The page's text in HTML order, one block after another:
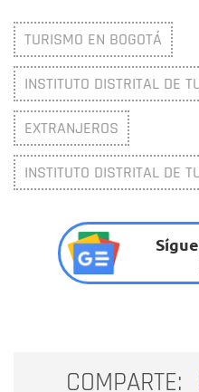
TURISMO EN BOGOTÁ
INSTITUTO DISTRITAL DE
EXTRANJEROS
INSTITUTO DISTRITAL DE
COMPARTE: